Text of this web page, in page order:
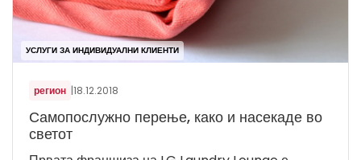
УСЛУГИ ЗА ИНДИВИДУАЛНИ КЛИЕНТИ
регион |18.12.2018
Самопослужно перење, како и насекаде во
светот